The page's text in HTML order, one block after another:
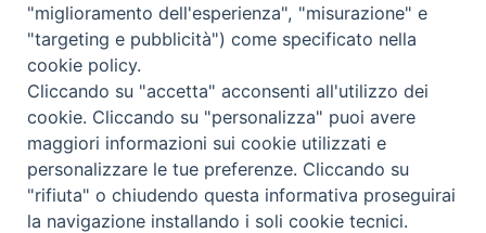
GRAZIE PER IL TUO AIUTO
Insieme per la Diocesi
Copyright 2026 ©Diocesi di Vittorio Veneto-Privacy
"miglioramento dell'esperienza", "misurazione" e
"targeting e pubblicità") come specificato nella
cookie policy.
Cliccando su "accetta" acconsenti all'utilizzo dei
cookie. Cliccando su "personalizza" puoi avere
maggiori informazioni sui cookie utilizzati e
personalizzare le tue preferenze. Cliccando su
"rifiuta" o chiudendo questa informativa proseguirai
la navigazione installando i soli cookie tecnici.